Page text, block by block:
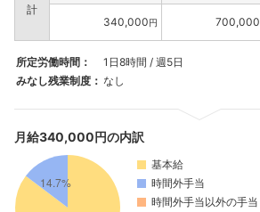
計
340,000円 700,000
所定労働時間：
1日8時間 / 週5日
みなし残業制度： なし
月給340,000円の内訳
基本給
時間外手当
時間外手当以外の手当